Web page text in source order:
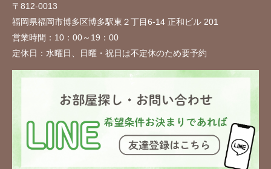
〒812-0013
福岡県福岡市博多区博多駅東２丁目6-14 正和ビル 201
営業時間： 10：00～19：00
定休日： 水曜日、日曜・祝日は不定休のため要予約